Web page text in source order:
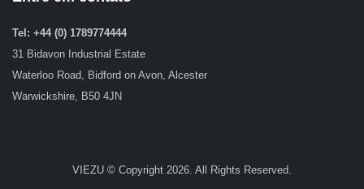
Tel: +44 (0) 1789774444
31 Bidavon Industrial Estate
Waterloo Road, Bidford on Avon, Alcester
Warwickshire, B50 4JN
VIEZU © Copyright 2026. All Rights Reserved.